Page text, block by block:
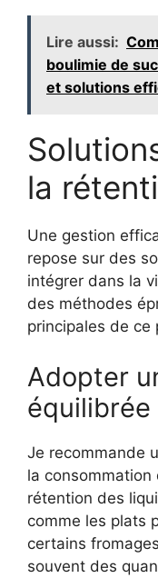
Lire aussi:
boulimie de
et solutions
la
Une gestion
repose sur des
intégrer dans la
des méthodes
principales de ce
Adopter
équilibrée
Je recommande
la consommation
rétention des
comme les plats
certains
souvent des